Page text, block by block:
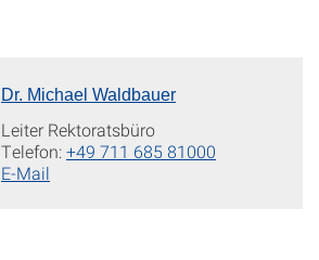
Dr. Michael Waldbauer
Leiter Rektoratsbüro
Telefon:+49 711 685 81000
E-Mail